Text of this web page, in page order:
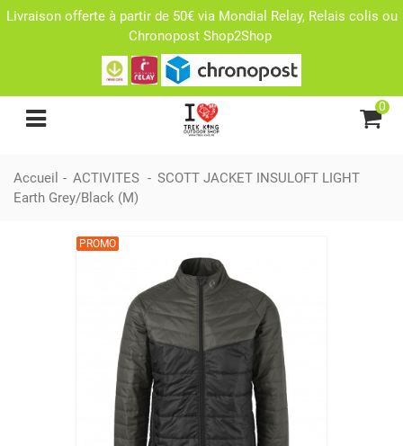
Livraison offerte à partir de 50€ via Mondial Relay, Relais colis ou
Chronopost Shop2Shop
0
Accueil - ACTIVITES - SCOTT JACKET INSULOFT LIGHT
Earth Grey/Black (M)
PROMO